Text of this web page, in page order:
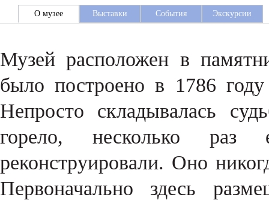
О музее Выставки События Экскурсии
Музей расположен в
было построено в 1786
Непросто складывалась
горело, несколько раз
реконструировали. Оно
Первоначально здесь